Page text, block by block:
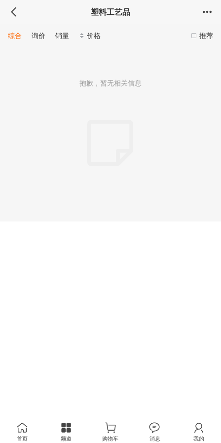
塑料工艺品
推荐
综合 询价 销量 价格
抱歉，暂无相关信息
首页 频道 购物车 消息 我的